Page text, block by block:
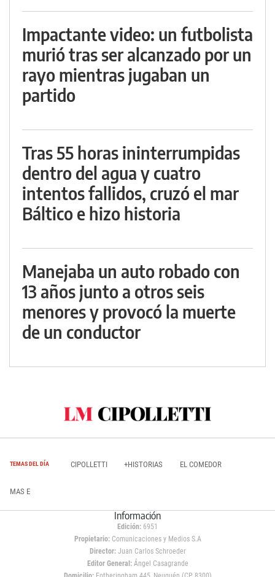
Impactante video: un futbolista
murió tras ser alcanzado por un
rayo mientras jugaban un
partido
Tras 55 horas ininterrumpidas
dentro del agua y cuatro
intentos fallidos, cruzó el mar
Báltico e hizo historia
Manejaba un auto robado con
13 años junto a otros seis
menores y provocó la muerte
de un conductor
TEMAS DEL DÍA CIPOLLETTI +HISTORIAS EL COMEDOR
MAS E
Información
Edición: 6951
Propietario:Comunicaciones y Medios S.A
Director: Juan Carlos Schroeder
Editor General:Ángel Casagrande